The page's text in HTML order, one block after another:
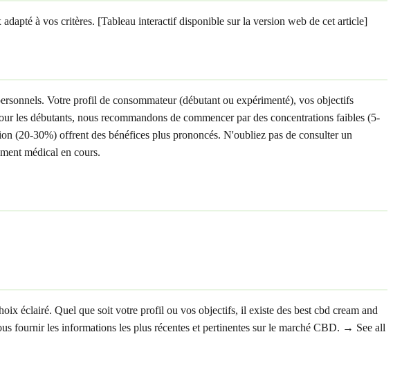
à vos critères. [Tableau interactif disponible sur la version web de cet article]
Votre profil de consommateur (débutant ou expérimenté), vos objectifs
les débutants, nous recommandons de commencer par des concentrations faibles (5-
(20-30%) offrent des bénéfices plus prononcés. N'oubliez pas de consulter un
médical en cours.
éclairé. Quel que soit votre profil ou vos objectifs, il existe des best cbd cream and
fournir les informations les plus récentes et pertinentes sur le marché CBD. → See all